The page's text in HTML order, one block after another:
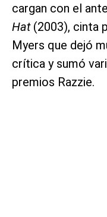
cargan con el
Hat(2003), cinta
Myers que dejó
crítica y sumó
premios Razzie.